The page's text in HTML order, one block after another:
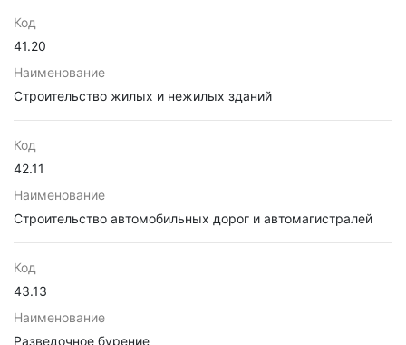
Код
41.20
Наименование
Строительство жилых и нежилых зданий
Код
42.11
Наименование
Строительство автомобильных дорог и автомагистралей
Код
43.13
Наименование
Разведочное бурение